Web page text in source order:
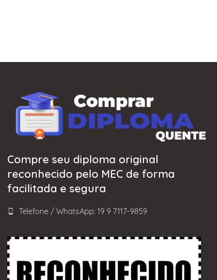
Compre seu diploma original
reconhecido pelo MEC de forma
facilitada e segura
Telefone / WhatsApp: 19 9 7117-9859